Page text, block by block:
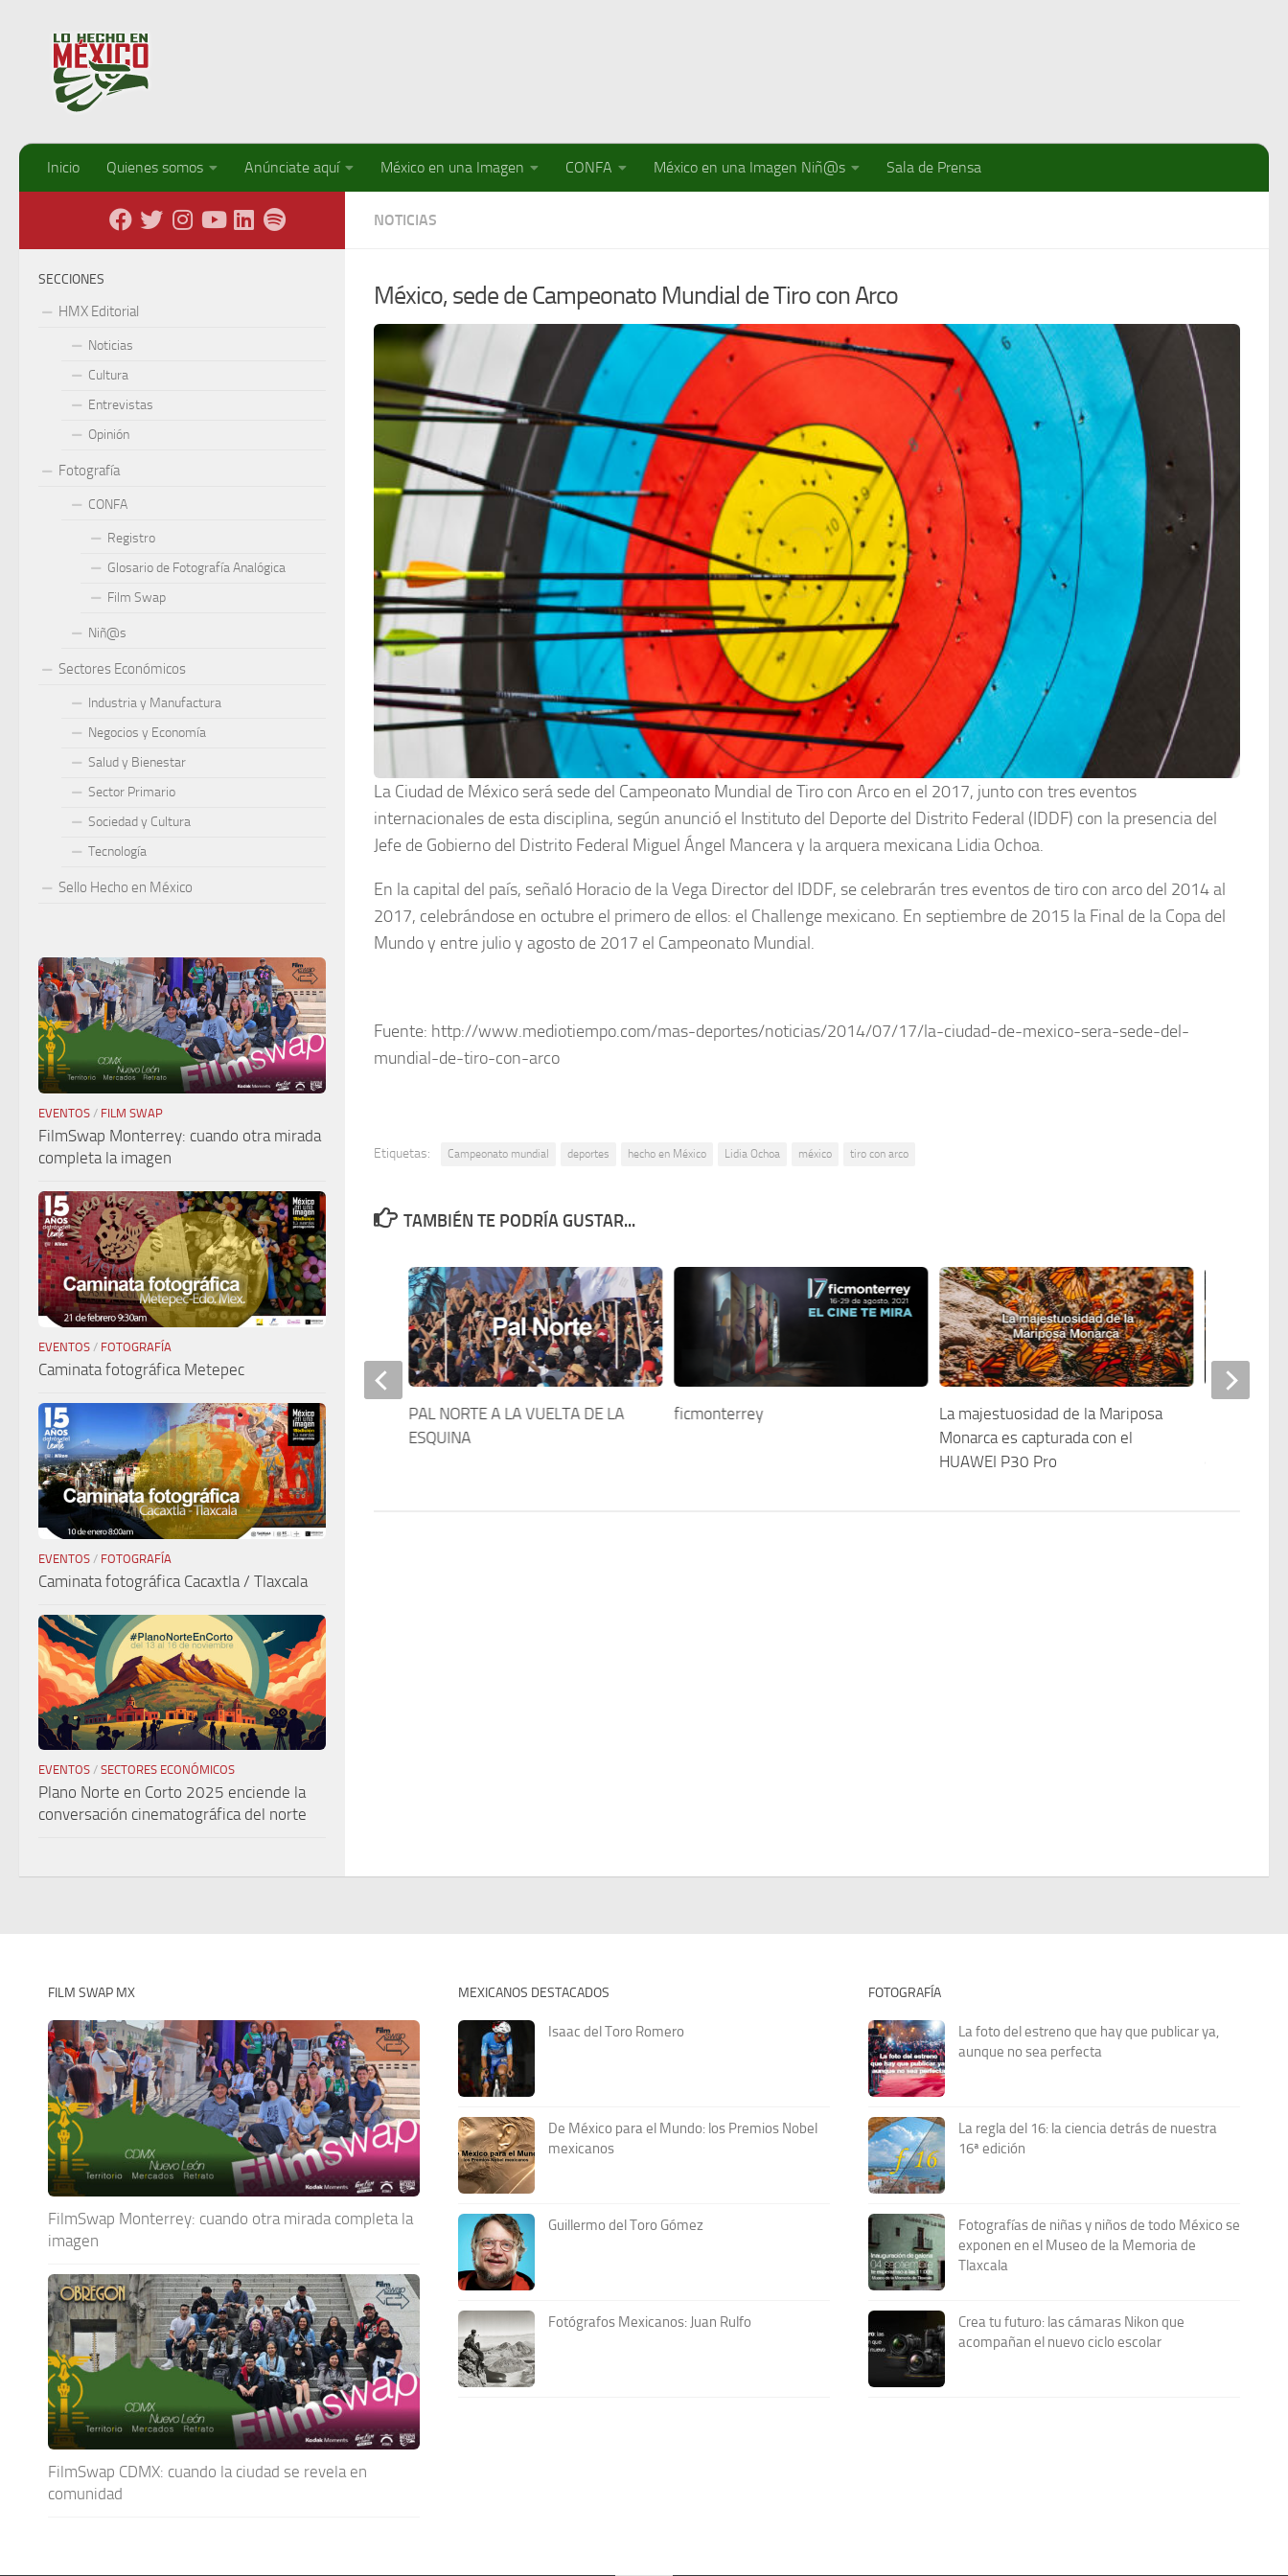
Inicio Quienes somos Anúnciate aquí México en una Imagen CONFA México en una Imagen Niñ@s Sala de Prensa
NOTICIAS
México, sede de Campeonato Mundial de Tiro con Arco
La Ciudad de México será sede del Campeonato Mundial de Tiro con Arco en el 2017, junto con tres eventos
internacionales de esta disciplina, según anunció el Instituto del Deporte del Distrito Federal (IDDF) con la presencia del
Jefe de Gobierno del Distrito Federal Miguel Ángel Mancera y la arquera mexicana Lidia Ochoa.
En la capital del país, señaló Horacio de la Vega Director del IDDF, se celebrarán tres eventos de tiro con arco del 2014 al
2017, celebrándose en octubre el primero de ellos: el Challenge mexicano. En septiembre de 2015 la Final de la Copa del
Mundo y entre julio y agosto de 2017 el Campeonato Mundial.
Fuente: http://www.mediotiempo.com/mas-deportes/noticias/2014/07/17/la-ciudad-de-mexico-sera-sede-del-
mundial-de-tiro-con-arco
Etiquetas: Campeonato mundial deportes hecho en México Lidia Ochoa méxico tiro con arco
TAMBIÉN TE PODRÍA GUSTAR...
ficmonterrey
La majestuosidad de la Mariposa
Monarca es capturada con el
HUAWEI P30 Pro
Un nuevo enfoque en un nuevo
disco
PAL NORTE A LA VUELTA DE LA
ESQUINA
SECCIONES
HMX Editorial
Noticias
Cultura
Entrevistas
Opinión
Fotografía
CONFA
Registro
Glosario de Fotografía Analógica
Film Swap
Niñ@s
Sectores Económicos
Industria y Manufactura
Negocios y Economía
Salud y Bienestar
Sector Primario
Sociedad y Cultura
Tecnología
Sello Hecho en México
EVENTOS / FILM SWAP
FilmSwap Monterrey: cuando otra mirada
completa la imagen
EVENTOS / FOTOGRAFÍA
Caminata fotográfica Metepec
EVENTOS / FOTOGRAFÍA
Caminata fotográfica Cacaxtla / Tlaxcala
EVENTOS / SECTORES ECONÓMICOS
Plano Norte en Corto 2025 enciende la
conversación cinematográfica del norte
FILM SWAP MX
FilmSwap Monterrey: cuando otra mirada completa la
imagen
FilmSwap CDMX: cuando la ciudad se revela en
comunidad
MEXICANOS DESTACADOS
Isaac del Toro Romero
De México para el Mundo: los Premios Nobel
mexicanos
Guillermo del Toro Gómez
Fotógrafos Mexicanos: Juan Rulfo
FOTOGRAFÍA
La foto del estreno que hay que publicar ya,
aunque no sea perfecta
La regla del 16: la ciencia detrás de nuestra
16ª edición
Fotografías de niñas y niños de todo México se
exponen en el Museo de la Memoria de
Tlaxcala
Crea tu futuro: las cámaras Nikon que
acompañan el nuevo ciclo escolar